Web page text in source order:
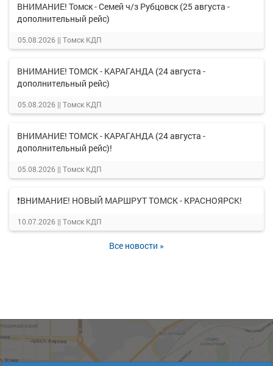
ВНИМАНИЕ! Томск - Семей ч/з Рубцовск (25 августа -
дополнительный рейс)
05.08.2026 || Томск КДП
ВНИМАНИЕ! ТОМСК - КАРАГАНДА (24 августа -
дополнительный рейс)
05.08.2026 || Томск КДП
ВНИМАНИЕ! ТОМСК - КАРАГАНДА (24 августа -
дополнительный рейс)!
05.08.2026 || Томск КДП
❗ВНИМАНИЕ! НОВЫЙ МАРШРУТ ТОМСК - КРАСНОЯРСК!
10.07.2026 || Томск КДП
Все новости »